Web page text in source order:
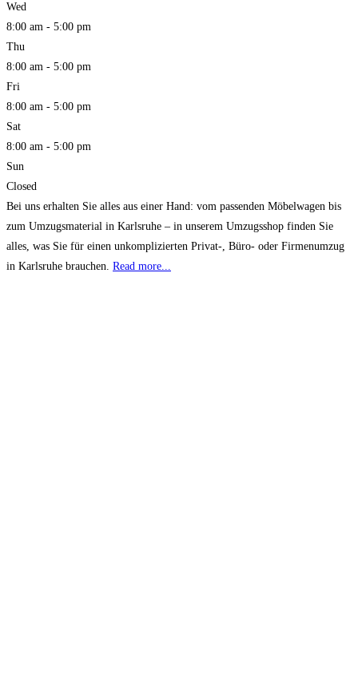
Wed
8:00 am - 5:00 pm
Thu
8:00 am - 5:00 pm
Fri
8:00 am - 5:00 pm
Sat
8:00 am - 5:00 pm
Sun
Closed
Bei uns erhalten Sie alles aus einer Hand: vom passenden Möbelwagen bis
zum Umzugsmaterial in Karlsruhe – in unserem Umzugsshop finden Sie
alles, was Sie für einen unkomplizierten Privat-, Büro- oder Firmenumzug
in Karlsruhe brauchen. Read more...